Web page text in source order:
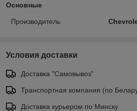
Основные
Производитель
Условия доставки
Доставка "Самовывоз"
Транспортная компания (по
Доставка курьером по Минску